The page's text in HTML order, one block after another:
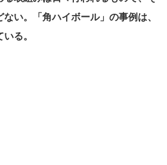
い。「角ハイボール」の事例は、
る。